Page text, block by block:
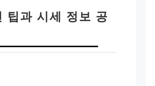
팁과 시세 정보 공